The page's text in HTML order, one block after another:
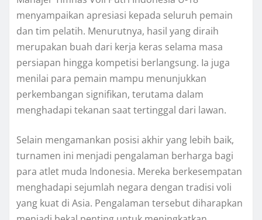
menyampaikan apresiasi kepada seluruh pemain
dan tim pelatih. Menurutnya, hasil yang diraih
merupakan buah dari kerja keras selama masa
persiapan hingga kompetisi berlangsung. Ia juga
menilai para pemain mampu menunjukkan
perkembangan signifikan, terutama dalam
menghadapi tekanan saat tertinggal dari lawan.
Selain mengamankan posisi akhir yang lebih baik,
turnamen ini menjadi pengalaman berharga bagi
para atlet muda Indonesia. Mereka berkesempatan
menghadapi sejumlah negara dengan tradisi voli
yang kuat di Asia. Pengalaman tersebut diharapkan